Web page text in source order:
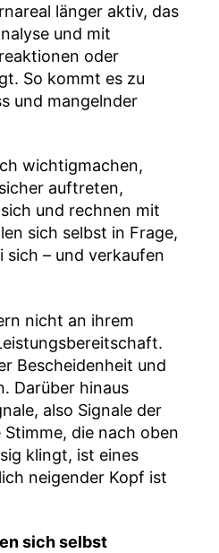
länger aktiv, das
und mit
oder
So kommt es zu
und mangelnder
wichtigmachen,
auftreten,
und rechnen mit
sich selbst in Frage,
sich – und verkaufen
nicht an ihrem
Bescheidenheit und
Darüber hinaus
also Signale der
die nach oben
klingt, ist eines
neigender Kopf ist
sich selbst